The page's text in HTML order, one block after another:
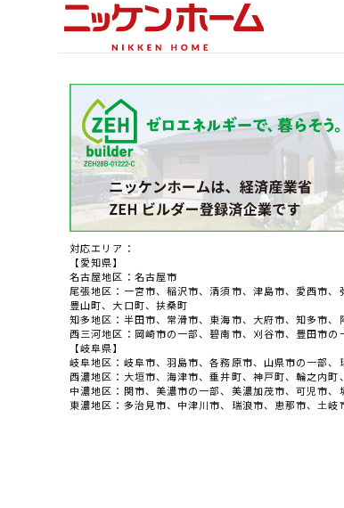
対応エリア：
【愛知県】
名古屋地区：名古屋市
尾張地区：一宮市、稲沢市、清須市、津島市、愛西市
豊山町、大口町、扶桑町
知多地区：半田市、常滑市、東海市、大府市、知多市
西三河地区：岡崎市の一部、碧南市、刈谷市、豊田市
【岐阜県】
岐阜地区：岐阜市、羽島市、各務原市、山県市の一部
西濃地区：大垣市、海津市、垂井町、神戸町、輪之内町
中濃地区：関市、美濃市の一部、美濃加茂市、可児市
東濃地区：多治見市、中津川市、瑞浪市、恵那市、土岐